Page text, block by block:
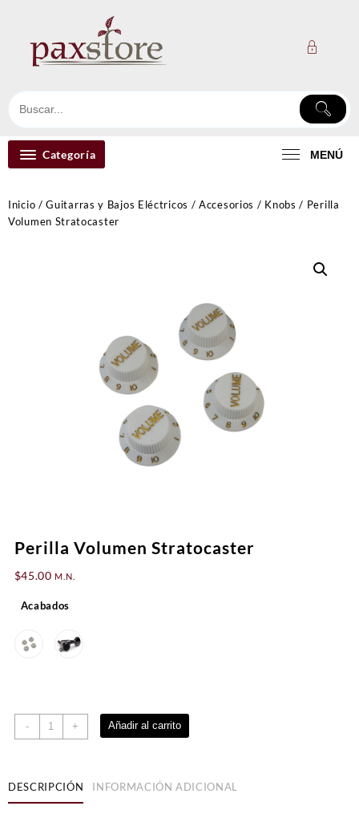
contenido
Categoría MENÚ
Inicio /Guitarras y Bajos Eléctricos /Accesorios / Knobs / Perilla
Volumen Stratocaster
Perilla Volumen Stratocaster
$45.00 M.N.
Acabados
-
Perilla
Volumen
+ Añadir al carrito
DESCRIPCIÓN INFORMACIÓN ADICIONAL